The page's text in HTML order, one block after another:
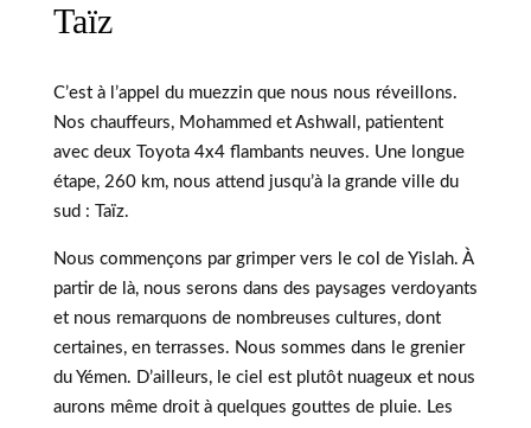
Taïz
C’est à l’appel du muezzin que nous nous réveillons.
Nos chauffeurs, Mohammed et Ashwall, patientent
avec deux Toyota 4x4 flambants neuves. Une longue
étape, 260 km, nous attend jusqu’à la grande ville du
sud : Taïz.
Nous commençons par grimper vers le col de Yislah. À
partir de là, nous serons dans des paysages verdoyants
et nous remarquons de nombreuses cultures, dont
certaines, en terrasses. Nous sommes dans le grenier
du Yémen. D’ailleurs, le ciel est plutôt nuageux et nous
aurons même droit à quelques gouttes de pluie. Les